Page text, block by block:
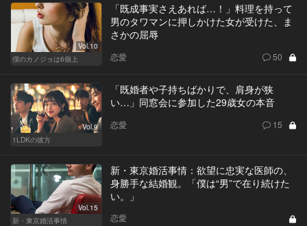
Vol.10
僕のカノジョは6個上
「既成事実さえあれば…！」料理を持って
男のタワマンに押しかけた女が受けた、ま
さかの屈辱
恋愛 50
Vol.9
1LDKの彼方
「既婚者や子持ちばかりで、肩身が狭
い…」同窓会に参加した29歳女の本音
恋愛 15
Vol.15
新・東京婚活事情
新・東京婚活事情：欲望に忠実な医師の、
身勝手な結婚観。「僕は“男”で在り続けた
い。」
恋愛